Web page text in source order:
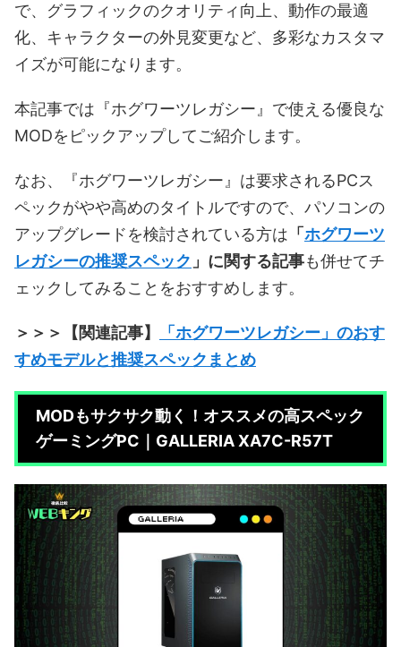
で、グラフィックのクオリティ向上、動作の最適
化、キャラクターの外見変更など、多彩なカスタマ
イズが可能になります。
本記事では『ホグワーツレガシー』で使える優良な
MODをピックアップしてご紹介します。
なお、『ホグワーツレガシー』は要求されるPCス
ペックがやや高めのタイトルですので、パソコンの
アップグレードを検討されている方は 「 ホグワーツ
レガシーの推奨スペック 」に関する記事も併せてチ
ェックしてみることをおすすめします。
＞＞＞【関連記事】
「ホグワーツレガシー」のおす
すめモデルと推奨スペックまとめ
MODもサクサク動く！オススメの高スペック
ゲーミングPC｜GALLERIA XA7C-R57T